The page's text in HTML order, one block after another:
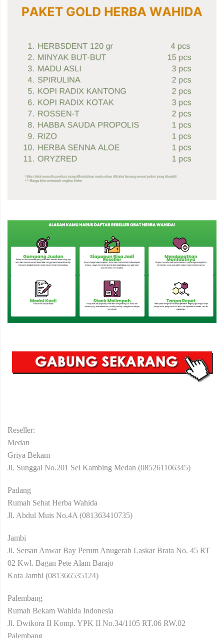
Reseller:
Medan
Griya Bekam
Jl. Sunggal No.201 Sei Kambing Medan (085261106345)
Padang
Rumah Sehat Herba Wahida
Jl. Abdul Muis No.4A (081363410735)
Jambi
Jl. Sersan Anwar Bay Perum Anugerah Laskar Brata No. 45 RT
02 Kwl. Bagan Pete Alam Barajo
Kota Jambi (081366535124)
Palembang
Rumah Bekam Wahida Indonesia
Jl. Dwikora II Komp. YPK II No.34/1105 RT.06 RW.02
Palembang